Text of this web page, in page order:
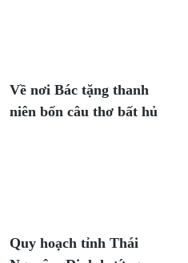
Về nơi Bác tặng thanh
niên bốn câu thơ bất hủ
Quy hoạch tỉnh Thái